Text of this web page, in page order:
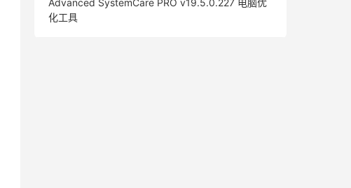
Advanced SystemCare PRO v19.5.0.227 电脑优
化工具